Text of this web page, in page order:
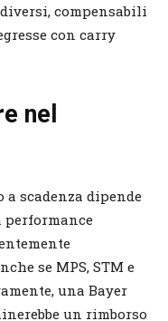
compensabili
con carry
nel
scadenza dipende
se MPS, STM e
una Bayer
un rimborso